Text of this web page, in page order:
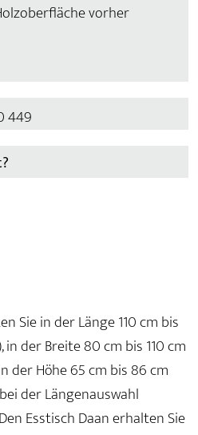
vorher
449
Sie in der Länge 110 cm bis
in der Breite 80 cm bis 110 cm
der Höhe 65 cm bis 86 cm
der Längenauswahl
Esstisch Daan erhalten Sie